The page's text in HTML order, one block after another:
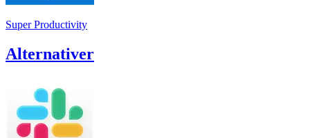
Super Productivity
Alternativer